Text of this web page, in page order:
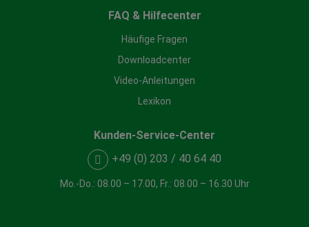
FAQ & Hilfecenter
Häufige Fragen
Downloadcenter
Video-Anleitungen
Lexikon
Kunden-Service-Center
+49 (0) 203 / 40 64 40
Mo.-Do.: 08.00 – 17.00, Fr.: 08.00 – 16.30 Uhr